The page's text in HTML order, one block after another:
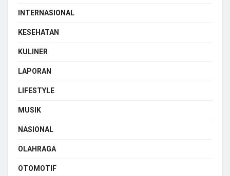
INTERNASIONAL
KESEHATAN
KULINER
LAPORAN
LIFESTYLE
MUSIK
NASIONAL
OLAHRAGA
OTOMOTIF